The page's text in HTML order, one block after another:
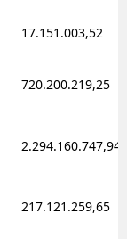
Batman
17.151.003,52
720.200.219,25
2.294.160.747,94
217.121.259,65